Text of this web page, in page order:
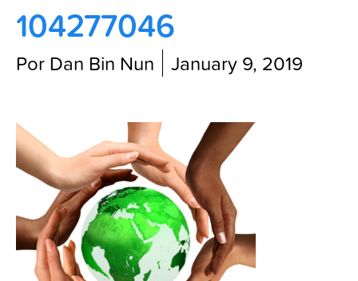
Blog
104277046
Por Dan Bin Nun January 9, 2019